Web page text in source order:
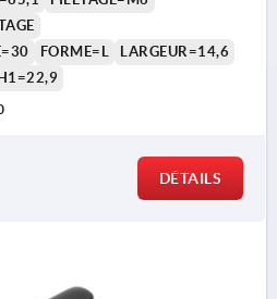
FORME=L
LARGEUR=14,6
H1=22,9
DÉTAILS